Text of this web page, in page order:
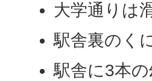
大学通りは
駅舎裏のく
駅舎に3本